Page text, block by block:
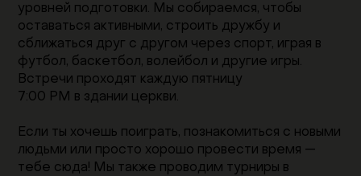
уровней подготовки. Мы собираемся, чтобы
оставаться активными, строить дружбу и
сближаться друг с другом через спорт, играя в
футбол, баскетбол, волейбол и другие игры.
Встречи проходят каждую пятницу
7:00 PM в здании церкви.
Если ты хочешь поиграть, познакомиться с новыми
людьми или просто хорошо провести время —
тебе сюда! Мы также проводим турниры в